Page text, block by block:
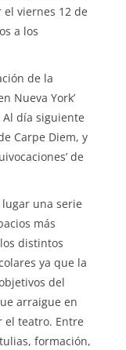
viernes 12 de
a los
de la
Nueva York’
día siguiente
Carpe Diem, y
de
una serie
más
distintos
ya que la
del
arraigue en
el teatro. Entre
formación,